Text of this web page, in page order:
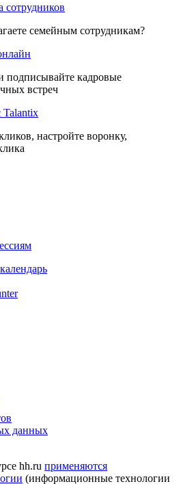
сотрудников
семейным сотрудникам?
подписывайте кадровые
встреч
Talantix
настройте воронку,
данных
hh.ru применяются
(информационные технологии